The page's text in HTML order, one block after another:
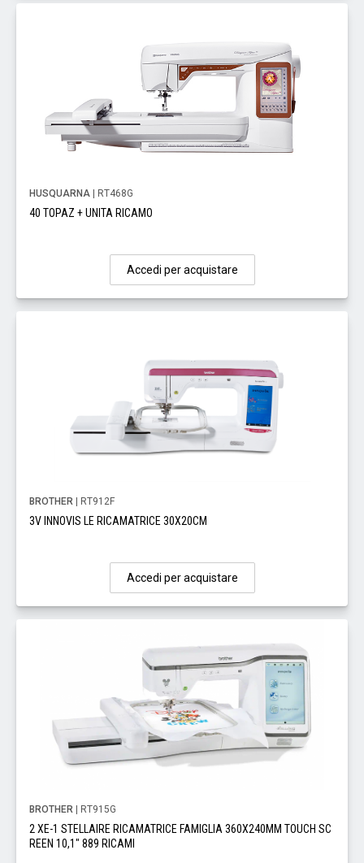
HUSQUARNA | RT468G
40 TOPAZ + UNITA RICAMO
Accedi per acquistare
BROTHER | RT912F
3V INNOVIS LE RICAMATRICE 30X20CM
Accedi per acquistare
BROTHER | RT915G
2 XE-1 STELLAIRE RICAMATRICE FAMIGLIA 360X240MM TOUCH SC
REEN 10,1" 889 RICAMI